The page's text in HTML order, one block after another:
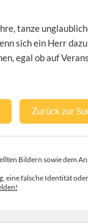
tanze
sich ein Herr
egal ob auf
Zurück zur
Bildern sowie dem
eine falsche Identität